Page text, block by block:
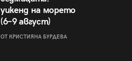
уикенд на морето
(6–9 август)
ОТ КРИСТИЯНА БУРДЕВА